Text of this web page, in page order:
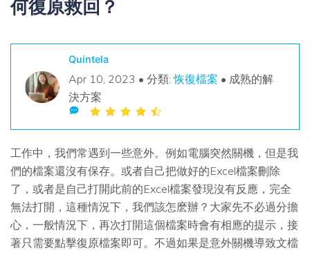
何復原救回？
Quintela
Apr 10, 2023 • 分類:恢復檔案 • 成熟的解
決方案
工作中，我們常遇到一些意外。例如電腦突然關機，但是我
們的檔案還沒有保存。或者自己把做好的Excel檔案刪除
了，或者是自己打開此前的Excel檔案發現沒有反應，完全
無法打開，這種情況下，我們該怎麽辦？ 大家先不必過分擔
心，一般情況下，再次打開這個檔案時會有相應的提示，接
著只需要點擊復原檔案即可。不過如果是意外關機導致文檔